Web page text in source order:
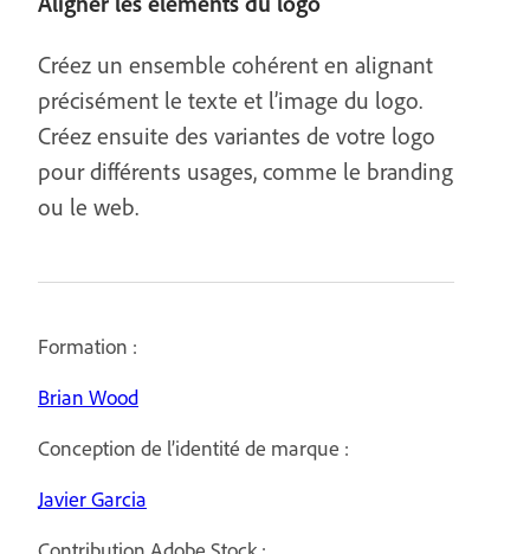
Créez un ensemble cohérent en alignant
précisément le texte et l’image du logo.
Créez ensuite des variantes de votre logo
pour différents usages, comme le branding
ou le web.
Formation :
Brian Wood
Conception de l’identité de marque :
Javier Garcia